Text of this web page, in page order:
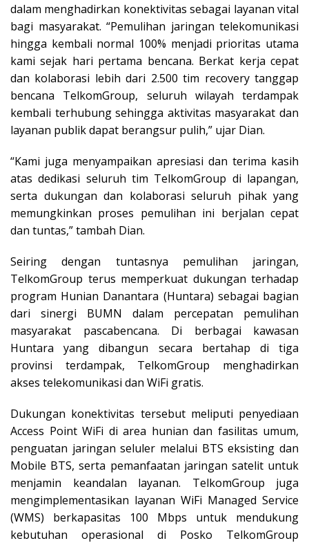
dalam menghadirkan konektivitas sebagai layanan vital
bagi masyarakat. “Pemulihan jaringan telekomunikasi
hingga kembali normal 100% menjadi prioritas utama
kami sejak hari pertama bencana. Berkat kerja cepat
dan kolaborasi lebih dari 2.500 tim recovery tanggap
bencana TelkomGroup, seluruh wilayah terdampak
kembali terhubung sehingga aktivitas masyarakat dan
layanan publik dapat berangsur pulih,” ujar Dian.
“Kami juga menyampaikan apresiasi dan terima kasih
atas dedikasi seluruh tim TelkomGroup di lapangan,
serta dukungan dan kolaborasi seluruh pihak yang
memungkinkan proses pemulihan ini berjalan cepat
dan tuntas,” tambah Dian.
Seiring dengan tuntasnya pemulihan jaringan,
TelkomGroup terus memperkuat dukungan terhadap
program Hunian Danantara (Huntara) sebagai bagian
dari sinergi BUMN dalam percepatan pemulihan
masyarakat pascabencana. Di berbagai kawasan
Huntara yang dibangun secara bertahap di tiga
provinsi terdampak, TelkomGroup menghadirkan
akses telekomunikasi dan WiFi gratis.
Dukungan konektivitas tersebut meliputi penyediaan
Access Point WiFi di area hunian dan fasilitas umum,
penguatan jaringan seluler melalui BTS eksisting dan
Mobile BTS, serta pemanfaatan jaringan satelit untuk
menjamin keandalan layanan. TelkomGroup juga
mengimplementasikan layanan WiFi Managed Service
(WMS) berkapasitas 100 Mbps untuk mendukung
kebutuhan operasional di Posko TelkomGroup